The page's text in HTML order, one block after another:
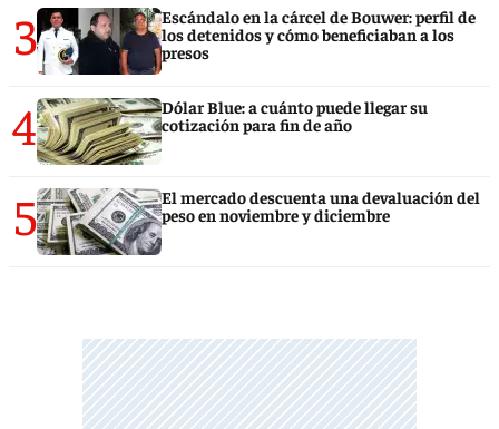
3
Escándalo en la cárcel de Bouwer: perfil de
los detenidos y cómo beneficiaban a los
presos
4
Dólar Blue: a cuánto puede llegar su
cotización para fin de año
5
El mercado descuenta una devaluación del
peso en noviembre y diciembre